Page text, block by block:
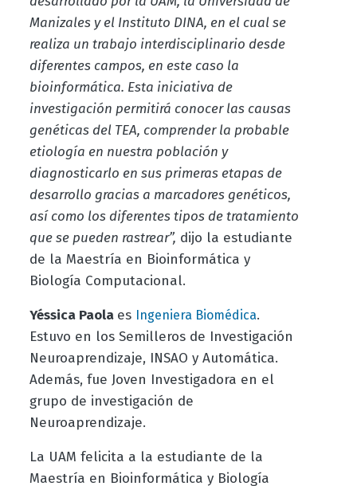
Manizales y el Instituto DINA, en el cual se
realiza un trabajo interdisciplinario desde
diferentes campos, en este caso la
bioinformática. Esta iniciativa de
investigación permitirá conocer las causas
genéticas del TEA, comprender la probable
etiología en nuestra población y
diagnosticarlo en sus primeras etapas de
desarrollo gracias a marcadores genéticos,
así como los diferentes tipos de tratamiento
que se pueden rastrear”, dijo la estudiante
de la Maestría en Bioinformática y
Biología Computacional.
Yéssica Paola es Ingeniera Biomédica.
Estuvo en los Semilleros de Investigación
Neuroaprendizaje, INSAO y Automática.
Además, fue Joven Investigadora en el
grupo de investigación de
Neuroaprendizaje.
La UAM felicita a la estudiante de la
Maestría en Bioinformática y Biología